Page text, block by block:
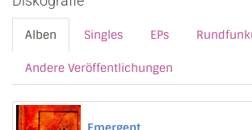
Alben Singles EPs
Andere Veröffentlichungen